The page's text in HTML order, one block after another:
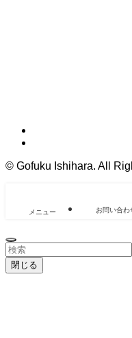
© Gofuku Ishihara. All
メニュー お問い合わ
閉じる